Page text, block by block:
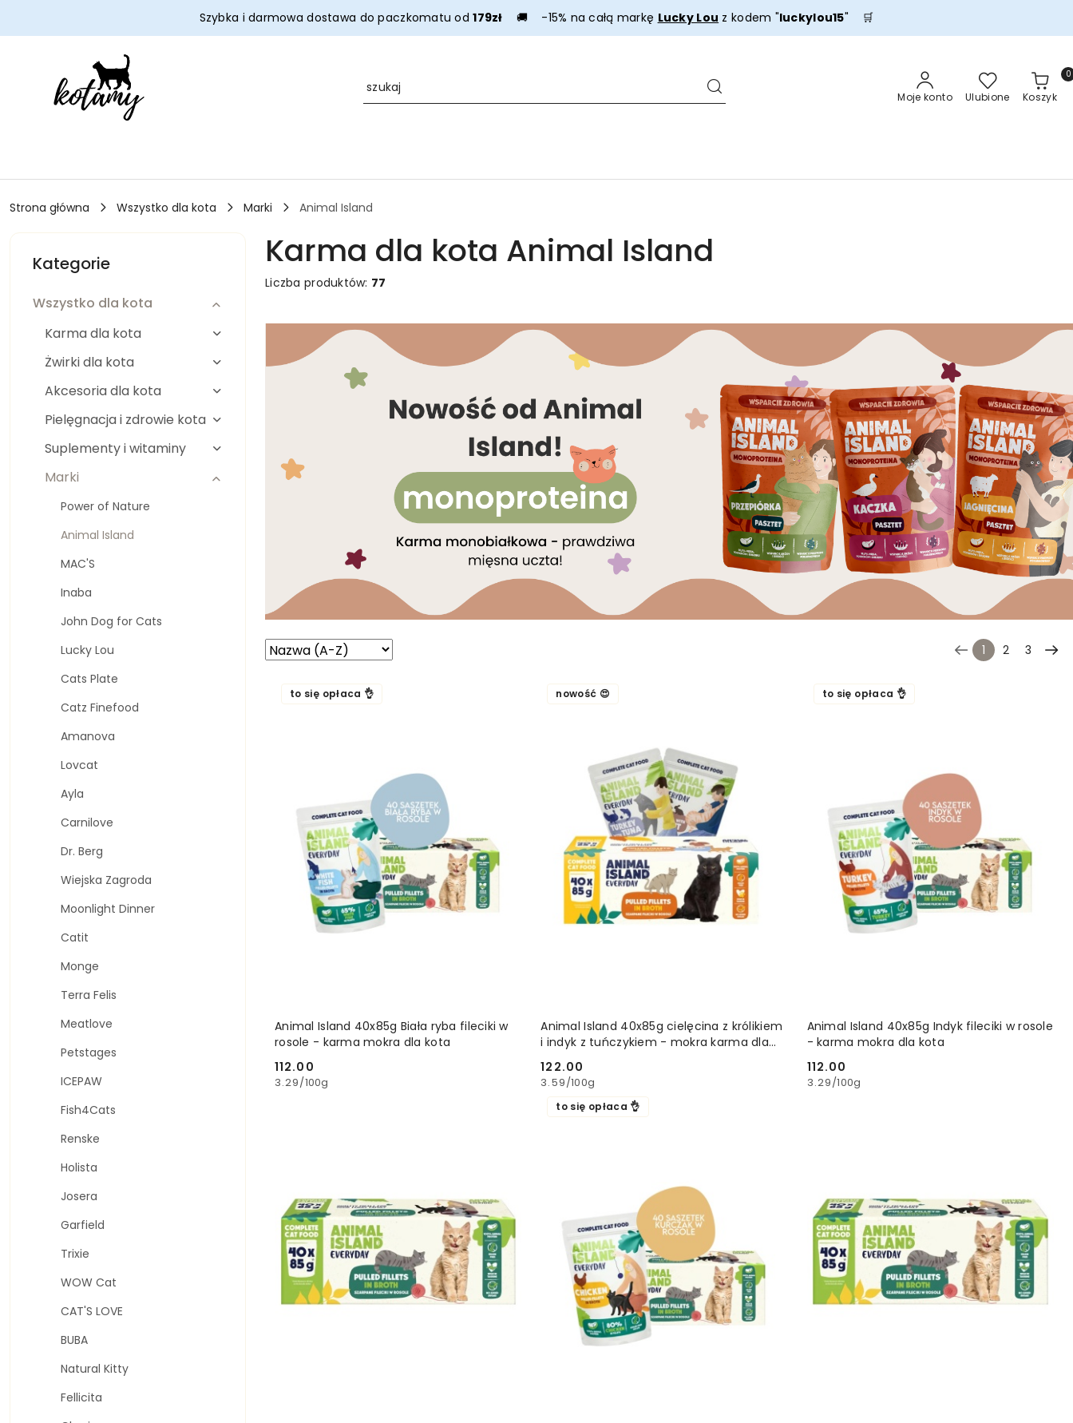
Przejdź do treści głównej
Przejdź do wyszukiwarki
Przejdź do menu głównegoSzybka i darmowa dostawa do paczkomatu od179zł 🚚 -15% na całą markę Lucky Lou z kodem "luckylou15" 🛒
Moje konto Ulubione Koszyk
0
Strona główna Wszystko dla kota Marki Animal Island
Kategorie
Wszystko dla kota
Karma dla kota
Żwirki dla kota
Akcesoria dla kota
Pielęgnacja i zdrowie kota
Suplementy i witaminy
Marki
Power of Nature
Animal Island
MAC'S
Inaba
John Dog for Cats
Lucky Lou
Cats Plate
Catz Finefood
Amanova
Lovcat
Ayla
Carnilove
Dr. Berg
Wiejska Zagroda
Moonlight Dinner
Catit
Monge
Terra Felis
Meatlove
Petstages
ICEPAW
Fish4Cats
Renske
Holista
Josera
Garfield
Trixie
WOW Cat
CAT'S LOVE
BUBA
Natural Kitty
Fellicita
Karma dla kota Animal Island
Liczba produktów: 77
Zastosowano
sortowanie:
Nazwa
(A-
Sortuj
według
1 2 3
Animal Island 40x85g Biała ryba fileciki w
rosole - karma mokra dla kota
Cena:
112.00
3.29/100g
to się opłaca 👌
DODAJ DO KOSZYKA
Animal Island 40x85g cielęcina z królikiem
i indyk z tuńczykiem - mokra karma dla
kota w rosole
Cena:
122.00
3.59/100g
nowość 😍
DODAJ DO KOSZYKA
Animal Island 40x85g Indyk fileciki w rosole
- karma mokra dla kota
Cena:
112.00
3.29/100g
to się opłaca 👌
DODAJ DO KOSZYKA
to się opłaca 👌